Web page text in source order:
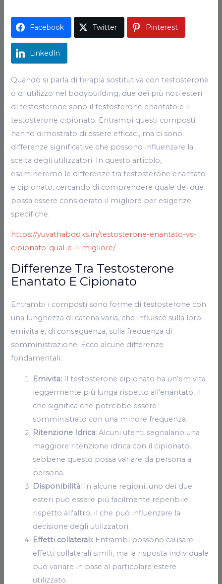
Facebook Twitter Pinterest
LinkedIn
Quando si parla di terapia sostitutiva con testosterone
o di utilizzo nel bodybuilding, due dei più noti esteri
di testosterone sono il testosterone enantato e il
testosterone cipionato. Entrambi questi composti
hanno dimostrato di essere efficaci, ma ci sono
differenze significative che possono influenzare la
scelta degli utilizzatori. In questo articolo,
esamineremo le differenze tra testosterone enantato
e cipionato, cercando di comprendere quale dei due
possa essere considerato il migliore per esigenze
specifiche.
https://yuvathabooks.in/testosterone-enantato-vs-
cipionato-qual-e-il-migliore/
Differenze Tra Testosterone
Enantato E Cipionato
Entrambi i composti sono forme di testosterone con
una lunghezza di catena varia, che influisce sulla loro
emivita e, di conseguenza, sulla frequenza di
somministrazione. Ecco alcune differenze
fondamentali:
Emivita: Il testosterone cipionato ha un’emivita
leggermente più lunga rispetto all’enantato, il
che significa che potrebbe essere
somministrato con una minore frequenza.
Ritenzione Idrica: Alcuni utenti segnalano una
maggiore ritenzione idrica con il cipionato,
sebbene questo possa variare da persona a
persona.
Disponibilità: In alcune regioni, uno dei due
esteri può essere più facilmente reperibile
rispetto all’altro, il che può influenzare la
decisione degli utilizzatori.
Effetti collaterali: Entrambi possono causare
effetti collaterali simili, ma la risposta individuale
può variare in base al particolare estere
utilizzato.